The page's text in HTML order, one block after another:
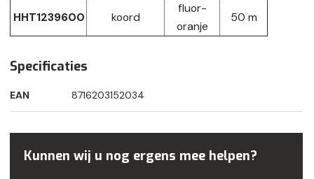
HHT1239600 koord
fluor-
oranje
50 m
Specificaties
EAN 8716203152034
Kunnen wij u nog ergens mee helpen?